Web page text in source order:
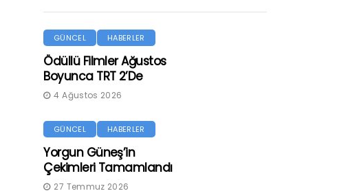
GÜNCEL HABERLER
Ödüllü Filmler Ağustos
Boyunca TRT 2’de
4 Ağustos 2026
GÜNCEL HABERLER
Yorgun Güneş’in
Çekimleri Tamamlandı
27 Temmuz 2026